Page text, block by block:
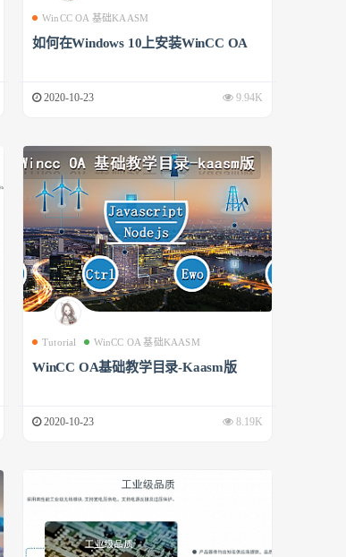
WinCC OA 基础KAASM
如何在Windows 10上安装WinCC OA
2020-10-23 9.94K
Tutorial WinCC OA 基础KAASM
WinCC OA基础教学目录-Kaasm版
2020-10-23 8.19K